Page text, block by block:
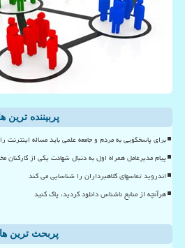
پربیننده ترین
برای پاسخگویی به مردم و جامعه علمی باید مساله اینترنت
پیام مدیرعامل همراه اول به دنبال شهادت یکی از کارکنان
اندروید تماسهای کلاهبرداران را شناسایی می کند
هرآنچه از منابع ناشناس دانلود کردید، پاک کنید
پربحث ترین ها